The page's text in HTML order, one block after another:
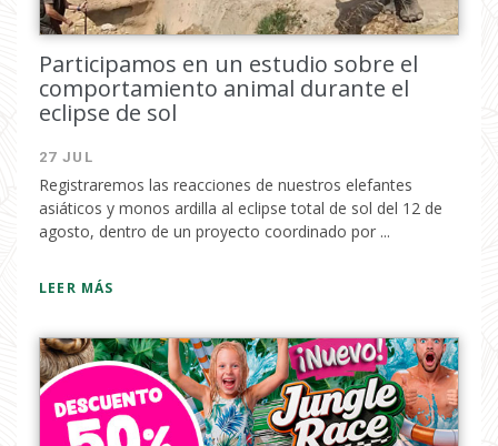
Participamos en un estudio sobre el
comportamiento animal durante el
eclipse de sol
27 JUL
Registraremos las reacciones de nuestros elefantes
asiáticos y monos ardilla al eclipse total de sol del 12 de
agosto, dentro de un proyecto coordinado por ...
LEER MÁS